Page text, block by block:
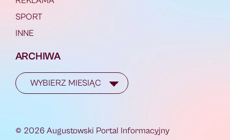
SPORT
INNE
ARCHIWA
© 2026 Augustowski Portal Informacyjny